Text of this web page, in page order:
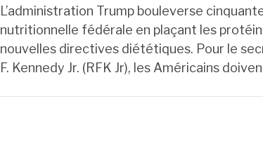
L’administration Trump bouleverse
nutritionnelle fédérale en plaçant les
nouvelles directives diététiques. Pour le
F. Kennedy Jr. (RFK Jr), les Américains